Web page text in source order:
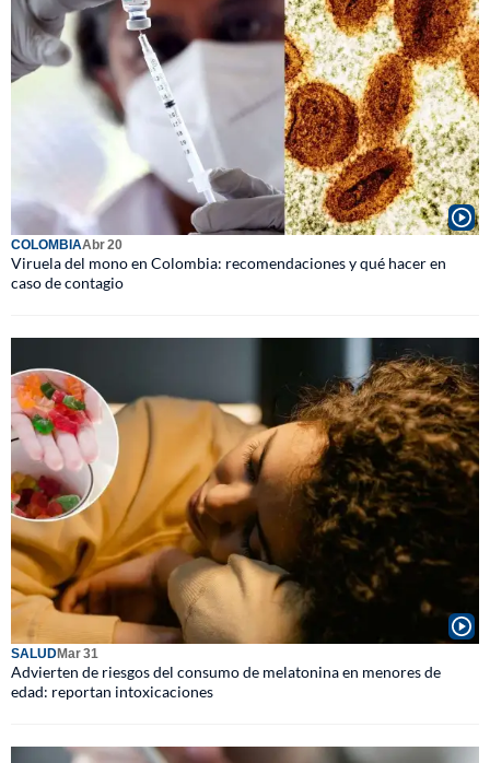
COLOMBIAAbr 20
Viruela del mono en Colombia: recomendaciones y qué hacer en
caso de contagio
SALUDMar 31
Advierten de riesgos del consumo de melatonina en menores de
edad: reportan intoxicaciones